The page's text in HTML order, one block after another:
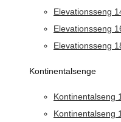
Elevationsseng
Elevationsseng
Elevationsseng
Kontinentalsenge
Kontinentalseng
Kontinentalseng